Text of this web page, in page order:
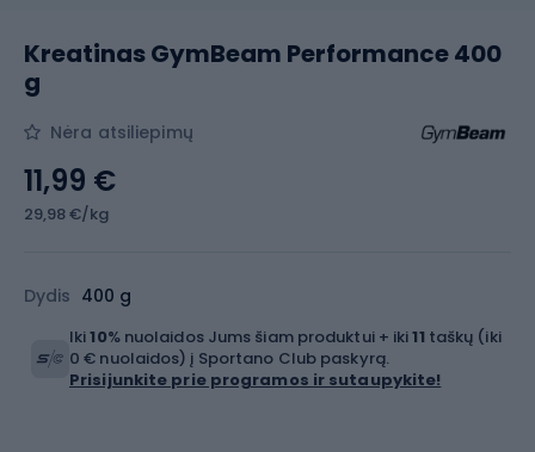
Kreatinas GymBeam Performance 400
g
Nėra atsiliepimų
Dydis 400 g
11,99 €
29,98 €/kg
Iki10% nuolaidos Jums šiam produktui + iki11 taškų (iki
0 € nuolaidos) į Sportano Club paskyrą.
Prisijunkite prie programos ir sutaupykite!